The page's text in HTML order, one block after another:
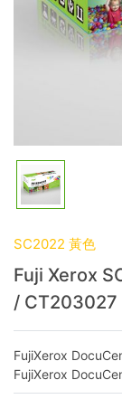
SC2022 黃色
Fuji Xerox
/ CT203027
FujiXerox
FujiXerox